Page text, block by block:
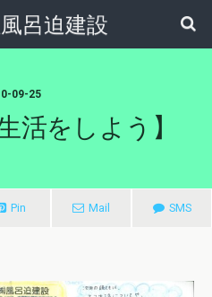
呂迫建設
09-25
活をしよう】
Pin Mail SMS